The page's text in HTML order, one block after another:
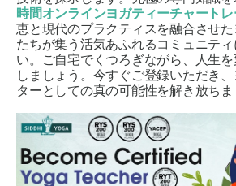
時間オンラインヨガティーチャート
恵と現代のプラクティスを融合させ
たちが集う活気あふれるコミュニテ
い。ご自宅でくつろぎながら、人生
しましょう。今すぐご登録いただき
ターとしての真の可能性を解き放ち